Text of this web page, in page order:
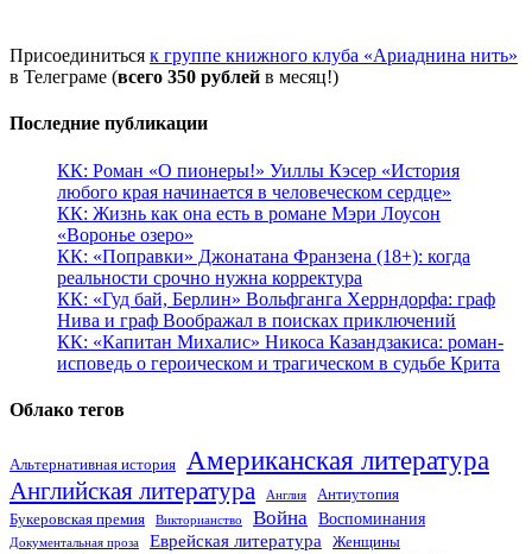
Присоединиться к группе книжного клуба «Ариаднина нить»
в Телеграме (всего 350 рублей в месяц!)
Последние публикации
КК: Роман «О пионеры!» Уиллы Кэсер «История
любого края начинается в человеческом сердце»
КК: Жизнь как она есть в романе Мэри Лоусон
«Воронье озеро»
КК: «Поправки» Джонатана Франзена (18+): когда
реальности срочно нужна корректура
КК: «Гуд бай, Берлин» Вольфганга Херрндорфа: граф
Нива и граф Воображал в поисках приключений
КК: «Капитан Михалис» Никоса Казандзакиса: роман-
исповедь о героическом и трагическом в судьбе Крита
Облако тегов
Альтернативная история Американская литература
Английская литература Англия
Антиутопия
Букеровская премия
Викторианство Война Воспоминания
Документальная проза Еврейская литература
Женщины